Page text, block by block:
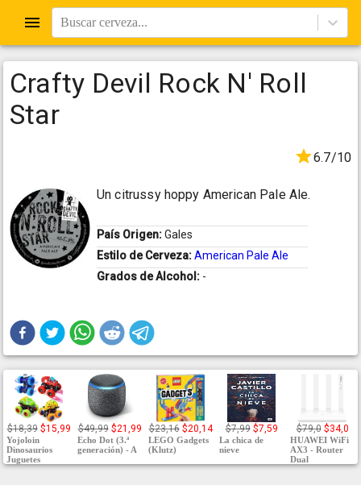
Buscar cerveza...
Crafty Devil Rock N' Roll
Star
6.7/10
Un citrussy hoppy American Pale Ale.
País Origen:Gales
Estilo de Cerveza:American Pale Ale
Grados de Alcohol: -
$18,39 $15,99
Yojoloin
Dinosaurios
Juguetes
$49,99 $21,99
Echo Dot (3.ª
generación) - A
$23,16 $20,14
LEGO Gadgets
(Klutz)
$7,99 $7,59
La chica de
nieve
$79,0 $34,0
HUAWEI WiFi
AX3 - Router
Dual